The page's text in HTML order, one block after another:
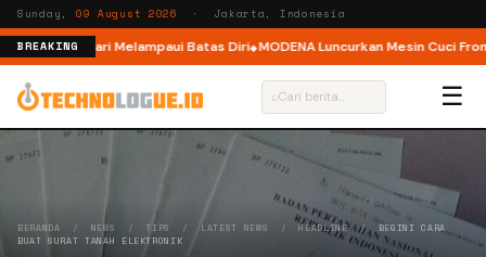
Sunday, 09 August 2026 · Jakarta, Indonesia
BREAKING
Ajak Pelari Melampaui Batas Diri MODENA Luncurkan Mesin Cuci Front
⌕ ☰
BERANDA / NEWS /TIPS / LATEST NEWS /HEADLINE/ BEGINI CARA
BUAT SURAT TANAH ELEKTRONIK